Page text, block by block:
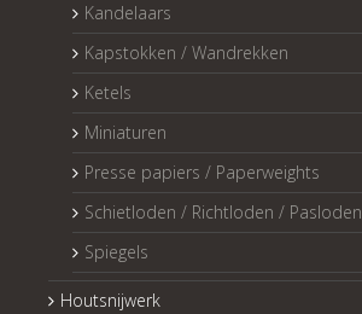
Kandelaars
Kapstokken / Wandrekken
Ketels
Miniaturen
Presse papiers / Paperweights
Schietloden / Richtloden / Pasloden
Spiegels
Houtsnijwerk